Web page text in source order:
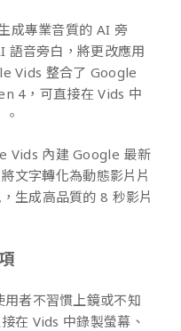
成專業音質的 AI 旁
語音旁白，將更改應用
Vids 整合了 Google
4，可直接在 Vids 中
。
Vids 內建 Google 最新
文字轉化為動態影片片
生成高品質的 8 秒影片
用者不習慣上鏡或不知
在 Vids 中錄製螢幕、